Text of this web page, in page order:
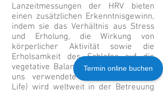
Termin online buchen
Lanzeitmessungen der HRV bieten
einen zusätzlichen Erkenntnisgewinn,
indem sie das Verhältnis aus Stress
und Erholung, die Wirkung von
körperlicher Aktivität sowie die
Erholsamkeit des Schlafes auf die
vegetative Balance abbilden. Das von
uns verwendete System (Firstbeat
Life) wird weltweit in der Betreuung